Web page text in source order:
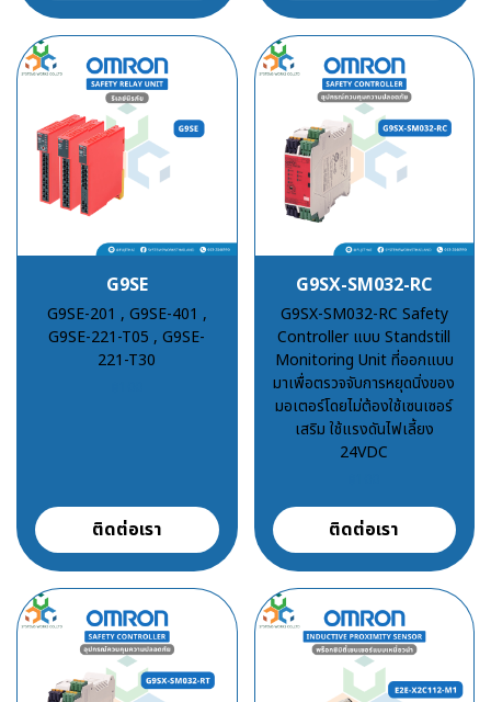
G9SE
G9SE-201 , G9SE-401 ,
G9SE-221-T05 , G9SE-
221-T30
ติดต่อเรา
G9SX-SM032-RC
G9SX-SM032-RC Safety
Controller แบบ Standstill
Monitoring Unit ที่ออกแบบ
มาเพื่อตรวจจับการหยุดนิ่งของ
มอเตอร์โดยไม่ต้องใช้เซนเซอร์
เสริม ใช้แรงดันไฟเลี้ยง
24VDC
ติดต่อเรา